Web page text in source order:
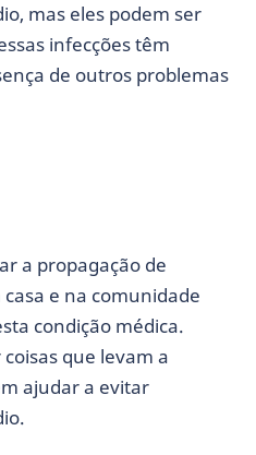
mas eles podem ser
infecções têm
de outros problemas
a propagação de
e na comunidade
condição médica.
que levam a
ajudar a evitar